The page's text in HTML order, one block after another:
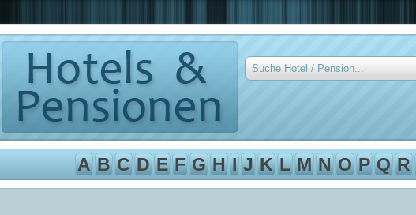
A B C D E F G H I J K L M N O P Q R